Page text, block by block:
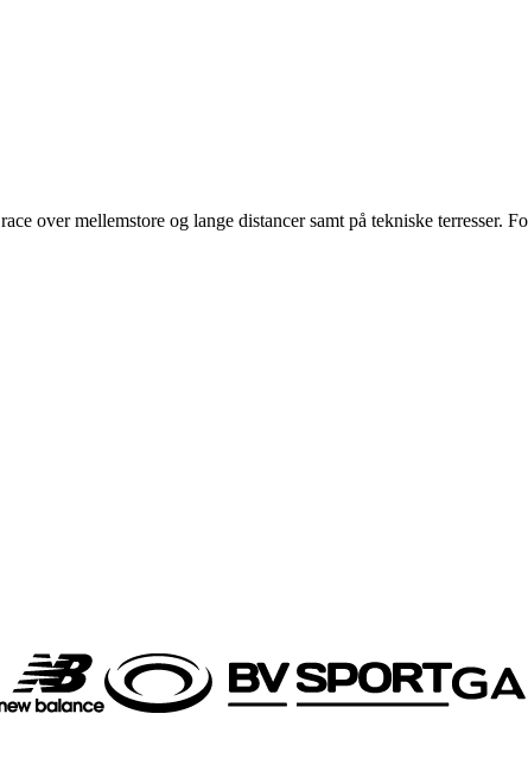
over mellemstore og lange distancer samt på tekniske terresser.